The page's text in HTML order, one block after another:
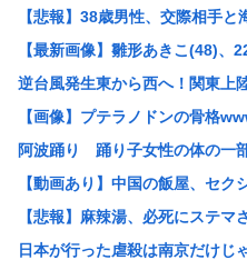
【悲報】38歳男性、交際相手
【最新画像】雛形あきこ(48)、
逆台風発生東から西へ！関東上
【画像】プテラノドンの骨格
阿波踊り 踊り子女性の体の一
【動画あり】中国の飯屋、セク
【悲報】麻辣湯、必死にステ
日本が行った虐殺は南京だけじ